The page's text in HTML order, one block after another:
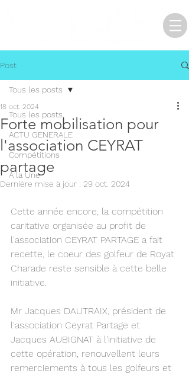
Post
Tous les posts
ACTU GENERALE
Compétitions
A la Une
Tous les posts
Forte mobilisation pour
l'association CEYRAT
partage
18 oct. 2024
Dernière mise à jour : 29 oct. 2024
Cette année encore, la compétition
caritative organisée au profit de
l'association CEYRAT PARTAGE a fait
recette, le coeur des golfeur de Royat
Charade reste sensible à cette belle
initiative.
Mr Jacques DAUTRAIX, président de
l'association Ceyrat Partage et
Jacques AUBIGNAT à l'initiative de
cette opération, renouvellent leurs
remerciements à tous les golfeurs et